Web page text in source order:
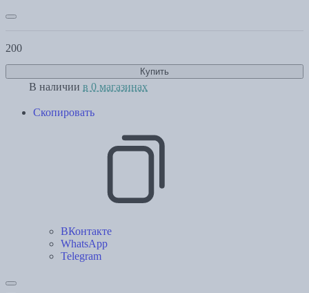
200
Купить
В наличии в 0 магазинах
Скопировать
ВКонтакте
WhatsApp
Telegram